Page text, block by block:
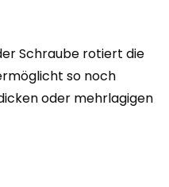
Schraube rotiert die
so noch
oder mehrlagigen